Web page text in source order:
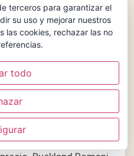
la relación
En Buckland Romani
darte pistas
con la
parte de lo que hace
terceros para garantizar el
su uso y mejorar nuestros
las cookies, rechazar las no
todo